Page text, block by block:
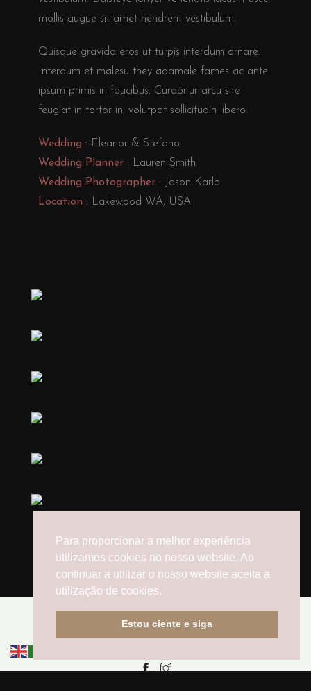
mollis augue sit amet hendrerit vestibulum.
Quisque gravida eros ut turpis interdum ornare.
Interdum et malesu they adamale fames ac ante
ipsum primis in faucibus. Curabitur arcu site
feugiat in tortor in, volutpat sollicitudin libero.
Wedding : Eleanor & Stefano
Wedding Planner : Lauren Smith
Wedding Photographer : Jason Karla
Location : Lakewood WA, USA
Para proporcionar a melhor experiência
utilizamos cookies no nosso website. Ao
continuar a utilizar o nosso website aceita a
utilização de cookies.
Estou ciente e siga